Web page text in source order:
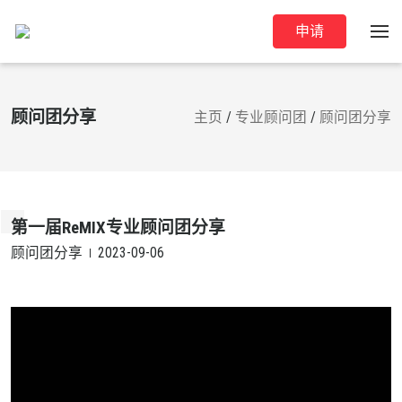
申请
顾问团分享 主页 / 专业顾问团 / 顾问团分享
第一届ReMIX专业顾问团分享
顾问团分享 2023-09-06